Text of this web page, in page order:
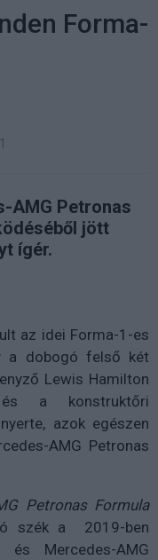
Forma-
AMG Petronas
jött
ígér.
az idei Forma-1-es
a dobogó felső két
Lewis Hamilton
a konstruktőri
azok egészen
AMG Petronas
Petronas Formula
szék a 2019-ben
és Mercedes-AMG